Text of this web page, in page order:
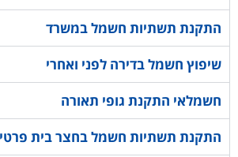
התקנת תשתיות חשמל במשרד
שיפוץ חשמל בדירה לפני ואחרי
חשמלאי התקנת גופי תאורה
התקנת תשתיות חשמל בחצר בית פרטי